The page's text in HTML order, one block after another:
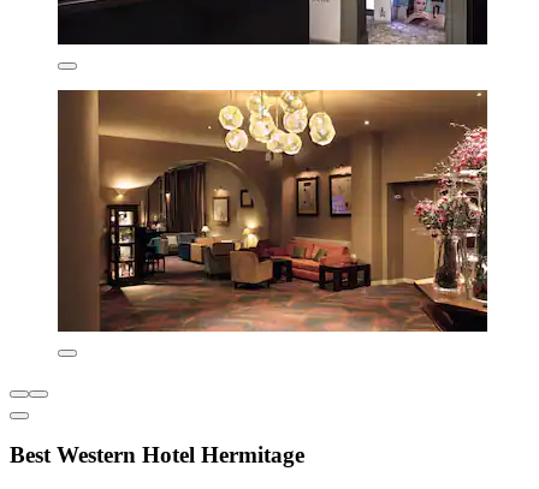
Best Western Hotel Hermitage